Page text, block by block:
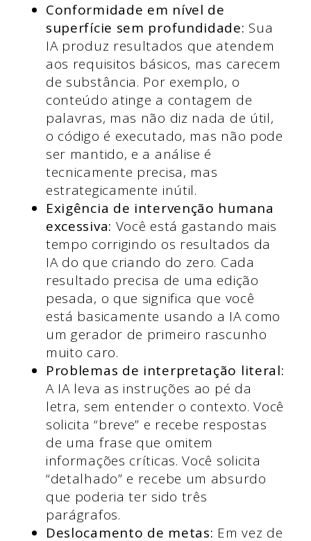
Conformidade em nível de
superfície sem profundidade: Sua
IA produz resultados que atendem
aos requisitos básicos, mas carecem
de substância. Por exemplo, o
conteúdo atinge a contagem de
palavras, mas não diz nada de útil,
o código é executado, mas não pode
ser mantido, e a análise é
tecnicamente precisa, mas
estrategicamente inútil.
Exigência de intervenção humana
excessiva: Você está gastando mais
tempo corrigindo os resultados da
IA do que criando do zero. Cada
resultado precisa de uma edição
pesada, o que significa que você
está basicamente usando a IA como
um gerador de primeiro rascunho
muito caro.
Problemas de interpretação literal:
A IA leva as instruções ao pé da
letra, sem entender o contexto. Você
solicita “breve” e recebe respostas
de uma frase que omitem
informações críticas. Você solicita
“detalhado” e recebe um absurdo
que poderia ter sido três
parágrafos.
Deslocamento de metas: Em vez de